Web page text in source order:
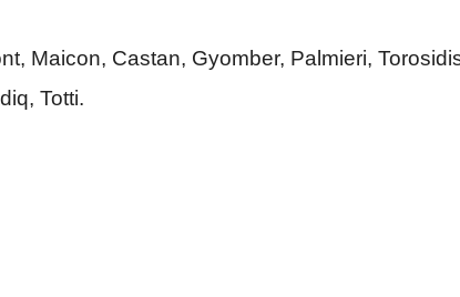
Maicon, Castan, Gyomber, Palmieri,
Totti.